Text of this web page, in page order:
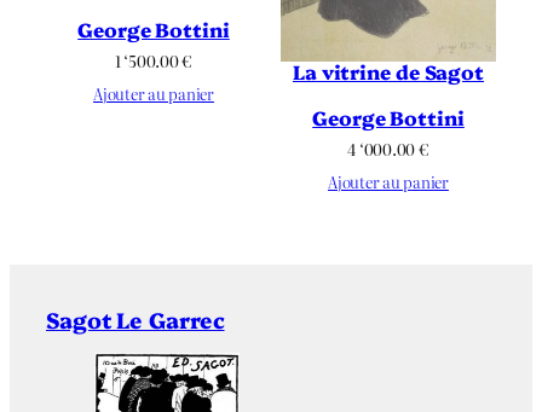
George Bottini
1 ‘500.00€
Ajouter au panier
La vitrine de Sagot
George Bottini
4 ‘000.00€
Ajouter au panier
Sagot Le Garrec